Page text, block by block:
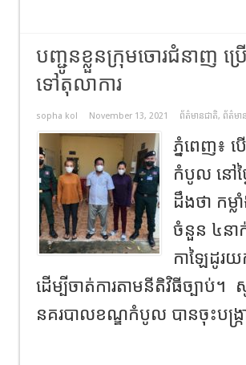
បញ្ជូន​ខ្លួន​ក្រុមចោរជំនាញ​
ទៅតុលាការ​
sopha kol November 13, 2021 ព័ត៌មានជាតិ, ព័ត៌មាន
ភ្នំពេញ​៖​
កំបូល​ នៅថ្
ដឹងថា​ កម្
ចំនួន​ ៤នា
កាឡៃដូរ
ដើម្បីចាត់ការតាមនីតិវិធីច្បាប់។
នគរបាលខណ្ឌកំបូល បានចុះបង្